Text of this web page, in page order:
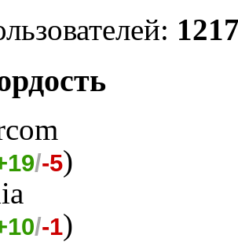
/-5)
/-1)